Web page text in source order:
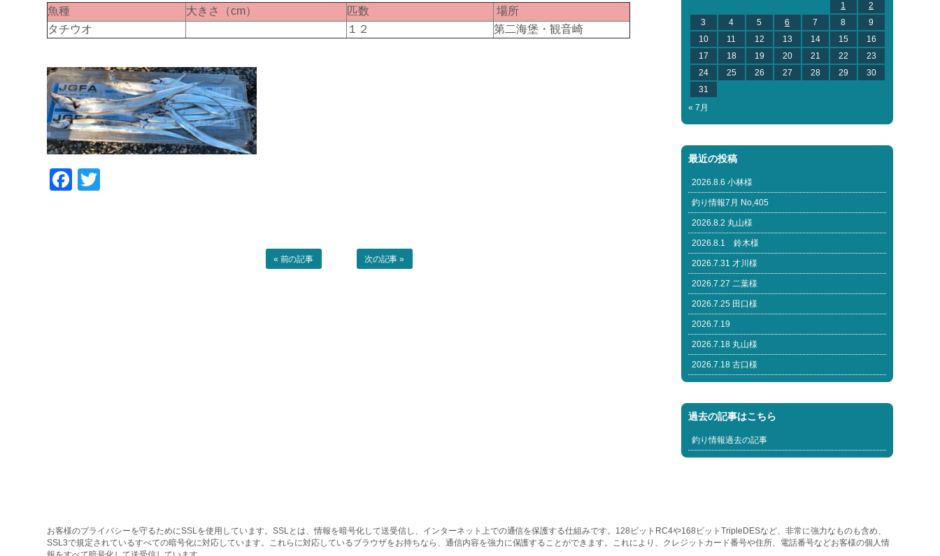
魚種 大きさ（cm） 匹数
場所
タチウオ
１２ 第二海堡・観音崎
Facebook
« 前の記事 次の記事 »
1
2
3
4 5 6 7 8
9
10
11 12 13 14 15
16
17
18 19 20 21 22
23
24
25 26 27 28 29
30
31
« 7月
最近の投稿
2026.8.6 小林様
釣り情報7月 No,405
2026.8.2 丸山様
2026.8.1 鈴木様
2026.7.31 才川様
2026.7.27 二葉様
2026.7.25 田口様
2026.7.19
2026.7.18 丸山様
2026.7.18 古口様
過去の記事はこちら
釣り情報過去の記事
お客様のプライバシーを守るためにSSLを使用しています。SSLとは、情報を暗号化して送受信し、インターネット上での通信を保護する仕組みです。128ビットRC4や168ビットTripleDESなど、非常に強力なものも含め、
SSL3で規定されているすべての暗号化に対応しています。これらに対応しているブラウザをお持ちなら、通信内容を強力に保護することができます。これにより、クレジットカード番号や住所、電話番号などお客様の個人情